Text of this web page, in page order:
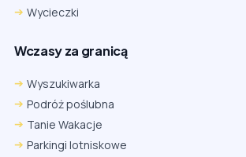
Wycieczki
Wczasy za granicą
Wyszukiwarka
Podróż poślubna
Tanie Wakacje
Parkingi lotniskowe